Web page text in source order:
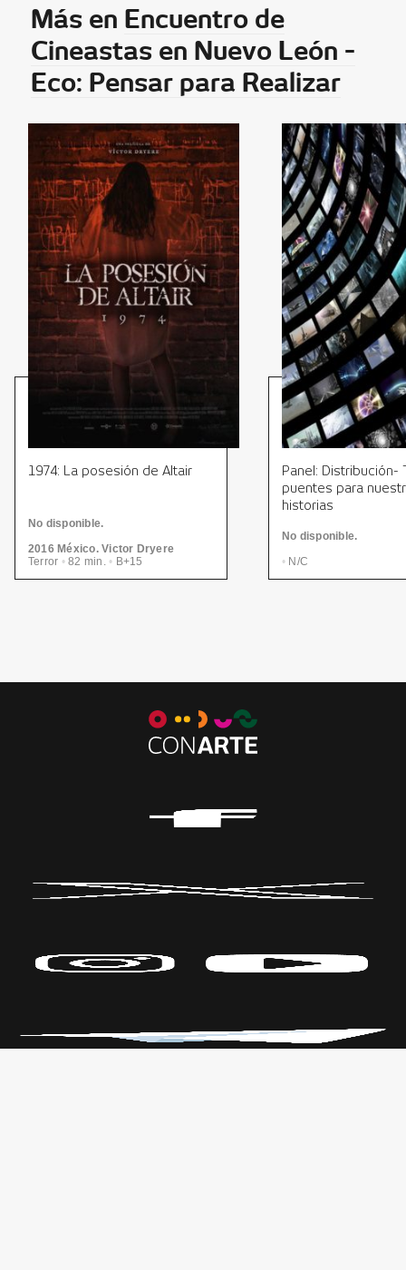
Más en Encuentro de
Cineastas en Nuevo León -
Eco: Pensar para Realizar
1974: La posesión de Altair
No disponible.
2016 México. Victor Dryere
Terror •82 min. • B+15
Panel: Distribución-
puentes para
historias
No disponible.
• N/C